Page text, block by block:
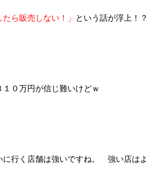
工事中
工事中
たら販売しない！」 という話が浮上！？
０万円が信じ難いけどｗ
に行く店舗は強いですね。 強い店は